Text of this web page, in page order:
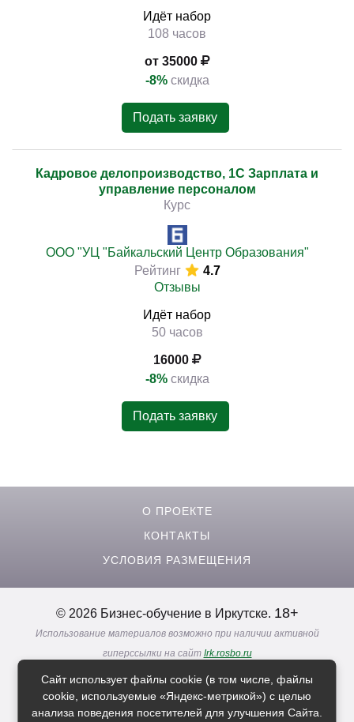
Идёт набор
108 часов
от 35000
-8% скидка
Подать заявку
Кадровое делопроизводство, 1С Зарплата и
управление персоналом
Курс
ООО "УЦ "Байкальский Центр Образования"
Рейтинг
4.7
Отзывы
Идёт набор
50 часов
16000
-8% скидка
Подать заявку
О ПРОЕКТЕ
КОНТАКТЫ
УСЛОВИЯ РАЗМЕЩЕНИЯ
© 2026 Бизнес-обучение в Иркутске. 18+
Использование материалов возможно при наличии активной
гиперссылки на сайт Irk.rosbo.ru
Реклама. Информация о рекламодателях по ссылкам
Политика в отношении обработки персональных данных
Сайт использует файлы cookie (в том числе, файлы
cookie, используемые «Яндекс-метрикой») с целью
анализа поведения посетителей для улучшения Сайта.